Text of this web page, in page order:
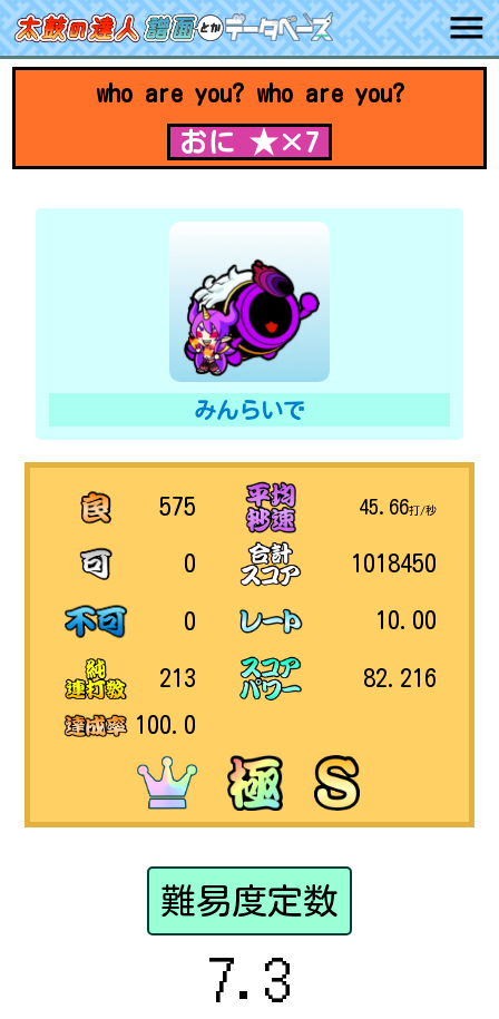
who are you? who are you?
おに ★×7
みんらいで
575
0
0
213
100.0
45.66打/秒
1018450
10.00
82.216
難易度定数
7.3